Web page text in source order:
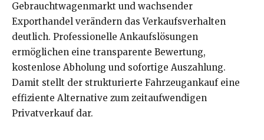
Gebrauchtwagenmarkt und wachsender
Exporthandel verändern das Verkaufsverhalten
deutlich. Professionelle Ankaufslösungen
ermöglichen eine transparente Bewertung,
kostenlose Abholung und sofortige Auszahlung.
Damit stellt der strukturierte Fahrzeugankauf eine
effiziente Alternative zum zeitaufwendigen
Privatverkauf dar.